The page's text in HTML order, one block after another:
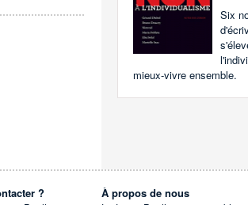
Six
mieux-vivre ensemble.
?
À propos de nous